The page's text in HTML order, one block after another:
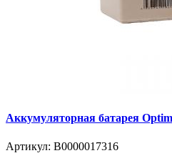
Аккумуляторная батарея
Артикул: В0000017316